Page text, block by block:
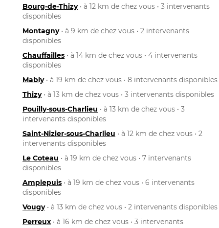
Bourg-de-Thizy• à 12 km de chez vous • 3 intervenants
disponibles
Montagny• à 9 km de chez vous • 2 intervenants
disponibles
Chauffailles • à 14 km de chez vous • 4 intervenants
disponibles
Mably• à 19 km de chez vous • 8 intervenants disponibles
Thizy• à 13 km de chez vous • 3 intervenants disponibles
Pouilly-sous-Charlieu • à 13 km de chez vous • 3
intervenants disponibles
Saint-Nizier-sous-Charlieu • à 12 km de chez vous • 2
intervenants disponibles
Le Coteau • à 19 km de chez vous • 7 intervenants
disponibles
Amplepuis • à 19 km de chez vous • 6 intervenants
disponibles
Vougy• à 13 km de chez vous • 2 intervenants disponibles
Perreux • à 16 km de chez vous • 3 intervenants